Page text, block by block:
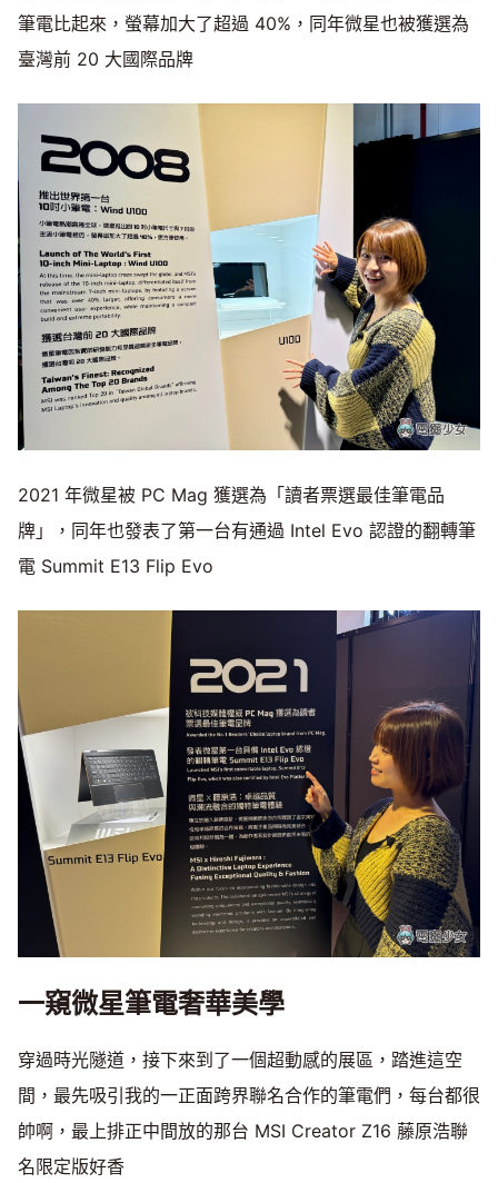
筆電比起來，螢幕加大了超過 40%，同年微星也被獲選為
臺灣前 20 大國際品牌
2021 年微星被 PC Mag 獲選為「讀者票選最佳筆電品
牌」，同年也發表了第一台有通過 Intel Evo 認證的翻轉筆
電 Summit E13 Flip Evo
一窺微星筆電奢華美學
穿過時光隧道，接下來到了一個超動感的展區，踏進這空
間，最先吸引我的一正面跨界聯名合作的筆電們，每台都很
帥啊，最上排正中間放的那台 MSI Creator Z16 藤原浩聯
名限定版好香